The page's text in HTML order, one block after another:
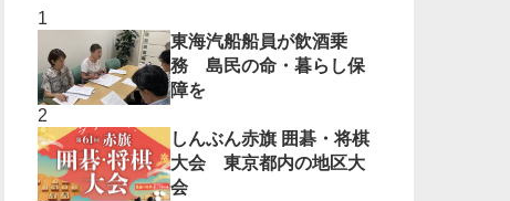
東海汽船船員が飲酒乗
務 島民の命・暮らし保
障を
しんぶん赤旗 囲碁・将棋
大会 東京都内の地区大
会